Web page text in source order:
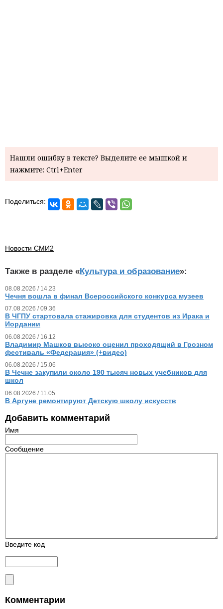
Нашли ошибку в тексте? Выделите ее мышкой и
нажмите: Ctrl+Enter
Поделиться:
Новости СМИ2
Также в разделе «Культура и образование»:
08.08.2026 / 14.23
Чечня вошла в финал Всероссийского конкурса музеев
07.08.2026 / 09.36
В ЧГПУ стартовала стажировка для студентов из Ирака и
Иордании
06.08.2026 / 16.12
Владимир Машков высоко оценил проходящий в Грозном
фестиваль «Федерация» (+видео)
06.08.2026 / 15.06
В Чечне закупили около 190 тысяч новых учебников для
школ
06.08.2026 / 11.05
В Аргуне ремонтируют Детскую школу искусств
Добавить комментарий
Имя
Сообщение
Введите код
Комментарии